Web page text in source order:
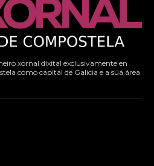
xornal dixital exclusivamente en
como capital de Galicia e a súa área